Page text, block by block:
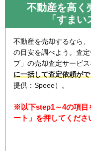
不動産を高く
「すま
不動産を売却するなら
の目安を調べよう。査
プ」の売却査定サービス
に一括して査定依頼が
提供：Speee）。
※以下step1～4の項目
ート」を押してくださ